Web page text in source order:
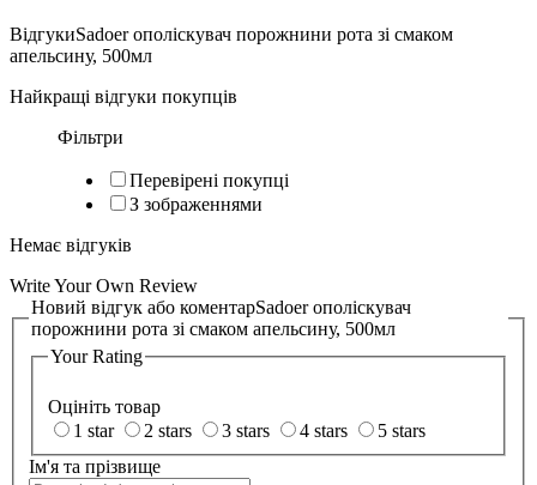
ВідгукиSadoer ополіскувач порожнини рота зі смаком
апельсину, 500мл
Найкращі відгуки покупців
Фільтри
Перевірені покупці
З зображеннями
Немає відгуків
Write Your Own Review
Новий відгук або коментарSadoer ополіскувач
порожнини рота зі смаком апельсину, 500мл
Your Rating
Оцініть товар
1 star
2 stars 3 stars 4 stars
5 stars
Ім'я та прізвище